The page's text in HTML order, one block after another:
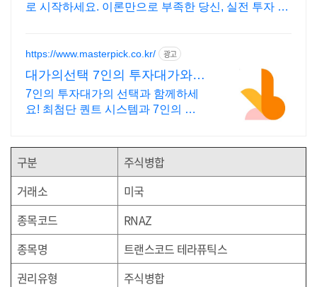
로 시작하세요. 이론만으로 부족한 당신, 실전 투자 전
https://www.masterpick.co.kr/ 광고
대가의선택 7인의 투자대가와
함께하세요
7인의 투자대가의 선택과 함께하세
요! 최첨단 퀀트 시스템과 7인의 투
구분
주식병합
거래소
미국
종목코드
RNAZ
종목명
트랜스코드 테라퓨틱스
권리유형
주식병합